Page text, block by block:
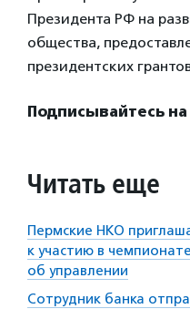
Президента РФ на
общества,
президентских
Подписывайтесь на
Читать еще
Пермские НКО
к участию в
об управлении
Сотрудник банка